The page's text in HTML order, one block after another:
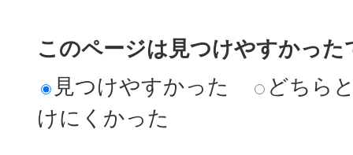
このページは見つけやすかった
見つけやすかった
どちら
けにくかった